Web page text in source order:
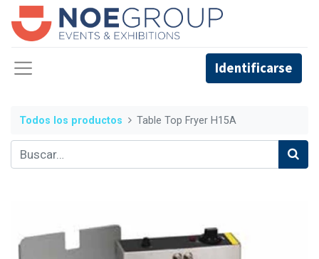
Identificarse
Todos los productos Table Top Fryer H15A